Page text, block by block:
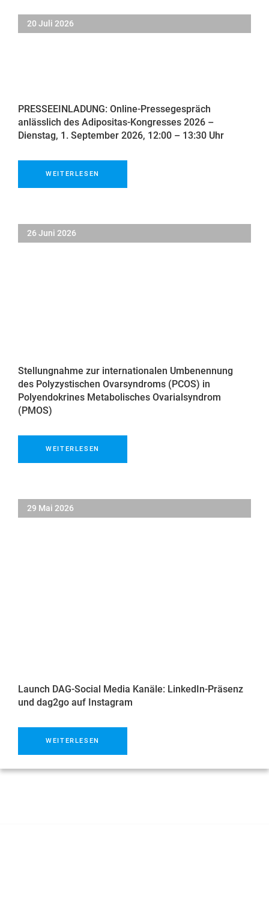
20 Juli 2026
PRESSEEINLADUNG: Online-Pressegespräch
anlässlich des Adipositas-Kongresses 2026 –
Dienstag, 1. September 2026, 12:00 – 13:30 Uhr
WEITERLESEN
26 Juni 2026
Stellungnahme zur internationalen Umbenennung
des Polyzystischen Ovarsyndroms (PCOS) in
Polyendokrines Metabolisches Ovarialsyndrom
(PMOS)
WEITERLESEN
29 Mai 2026
Launch DAG-Social Media Kanäle: LinkedIn-Präsenz
und dag2go auf Instagram
WEITERLESEN